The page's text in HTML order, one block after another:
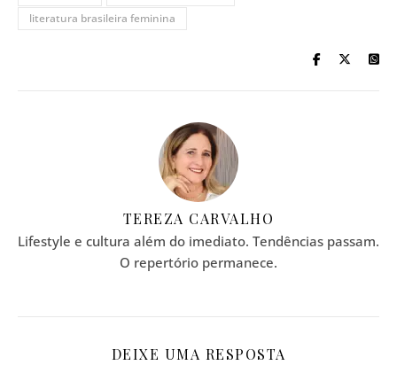
literatura brasileira feminina
TEREZA CARVALHO
Lifestyle e cultura além do imediato. Tendências passam.
O repertório permanece.
DEIXE UMA RESPOSTA